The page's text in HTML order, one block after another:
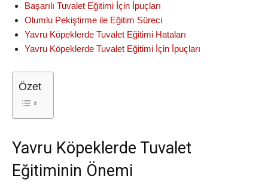
Başarılı Tuvalet Eğitimi İçin İpuçları
Olumlu Pekiştirme ile Eğitim Süreci
Yavru Köpeklerde Tuvalet Eğitimi Hataları
Yavru Köpeklerde Tuvalet Eğitimi İçin İpuçları
Özet
Yavru Köpeklerde Tuvalet
Eğitiminin Önemi